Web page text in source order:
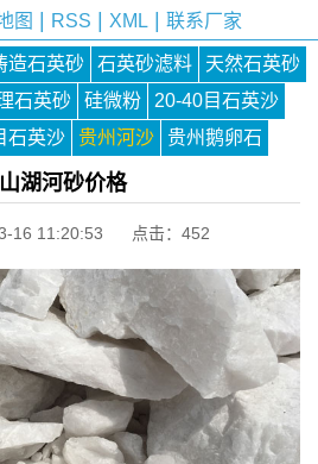
图 RSS XML| 联系厂家
造石英砂 石英砂滤料
天然石英砂
石英砂 硅微粉
20-40目石英沙
石英沙 贵州河沙 贵州鹅卵石
湖河砂价格
16 11:20:53 点击： 452